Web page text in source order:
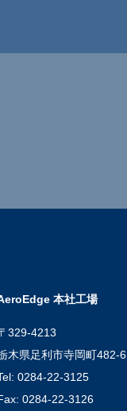
本社工場
329-4213
木県足利市寺岡町482-6
0284-22-3125
0284-22-3126